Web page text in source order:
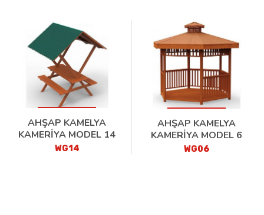
AHŞAP KAMELYA
KAMERİYA MODEL 14
WG14
AHŞAP KAMELYA
KAMERİYA MODEL 6
WG06